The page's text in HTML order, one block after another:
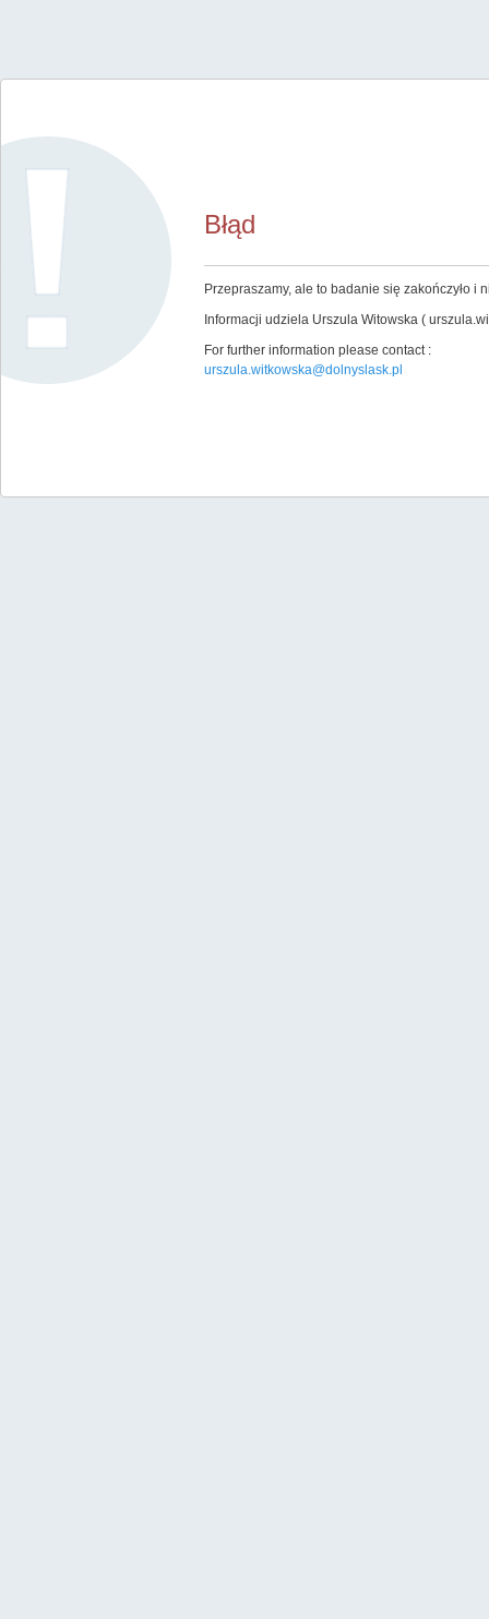
Błąd
Przepraszamy, ale to badanie się zakończyło i
Informacji udziela Urszula Witowska (
For further information please contact :
urszula.witkowska@dolnyslask.pl